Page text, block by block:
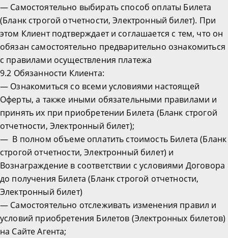
— Самостоятельно выбирать способ оплаты Билета
(Бланк строгой отчетности, Электронный билет). При
этом Клиент подтверждает и соглашается с тем, что он
обязан самостоятельно предварительно ознакомиться
с правилами осуществления платежа
9.2 Обязанности Клиента:
— Ознакомиться со всеми условиями настоящей
Оферты, а также иными обязательными правилами и
принять их при приобретении Билета (Бланк строгой
отчетности, Электронный билет);
— В полном объеме оплатить стоимость Билета (Бланк
строгой отчетности, Электронный билет) и
Вознаграждение в соответствии с условиями Договора
до получения Билета (Бланк строгой отчетности,
Электронный билет)
— Самостоятельно отслеживать изменения правил и
условий приобретения Билетов (Электронных билетов)
на Сайте Агента;